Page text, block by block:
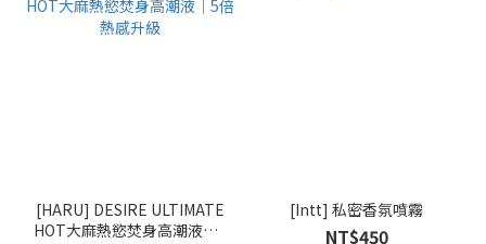
[HARU] DESIRE ULTIMATE
HOT大麻熱慾焚身高潮液｜5
[Intt] 私密香氛噴霧
NT$450